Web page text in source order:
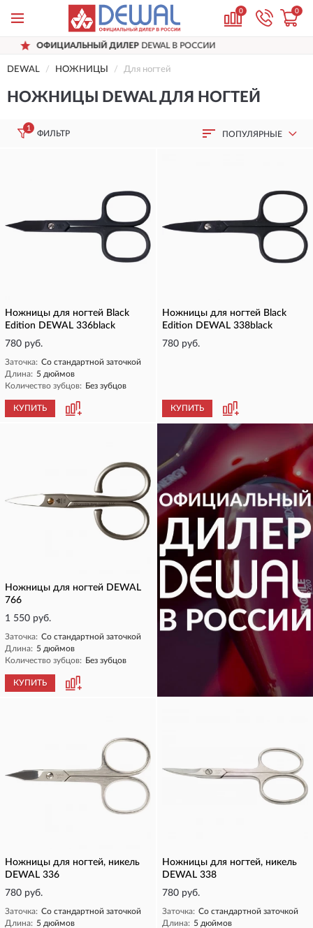
0 0
DEWAL В РОССИИ
DEWAL НОЖНИЦЫ Для ногтей
НОЖНИЦЫ DEWAL ДЛЯ НОГТЕЙ
1
ФИЛЬТР ПОПУЛЯРНЫЕ
Ножницы для ногтей Black
Edition DEWAL 336black
780 руб.
Заточка: Со стандартной заточкой
Длина: 5 дюймов
Количество зубцов: Без зубцов
КУПИТЬ
Ножницы для ногтей Black
Edition DEWAL 338black
780 руб.
КУПИТЬ
Ножницы для ногтей DEWAL
766
1 550 руб.
Заточка: Со стандартной заточкой
Длина: 5 дюймов
Количество зубцов: Без зубцов
КУПИТЬ
Ножницы для ногтей, никель
DEWAL 336
780 руб.
Заточка: Со стандартной заточкой
Длина: 5 дюймов
Ножницы для ногтей, никель
DEWAL 338
780 руб.
Заточка: Со стандартной заточкой
Длина: 5 дюймов